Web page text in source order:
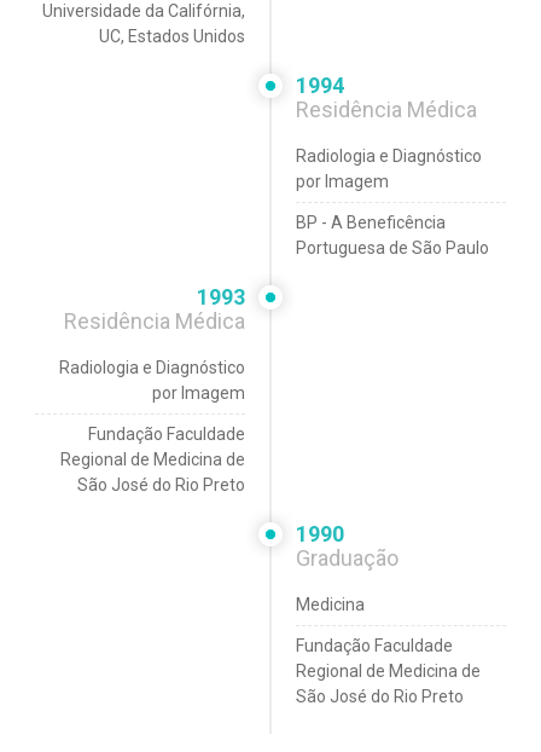
Universidade da Califórnia,
UC, Estados Unidos
1994
Residência Médica
Radiologia e Diagnóstico
por Imagem
BP - A Beneficência
Portuguesa de São Paulo
1993
Residência Médica
Radiologia e Diagnóstico
por Imagem
Fundação Faculdade
Regional de Medicina de
São José do Rio Preto
1990
Graduação
Medicina
Fundação Faculdade
Regional de Medicina de
São José do Rio Preto